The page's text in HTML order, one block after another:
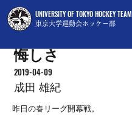
UNIVERSITY OF TOKYO HOCKEY TEAM
東京大学運動会ホッケー部
悔しさ
2019-04-09
成田 雄紀
昨日の春リーグ開幕戦。